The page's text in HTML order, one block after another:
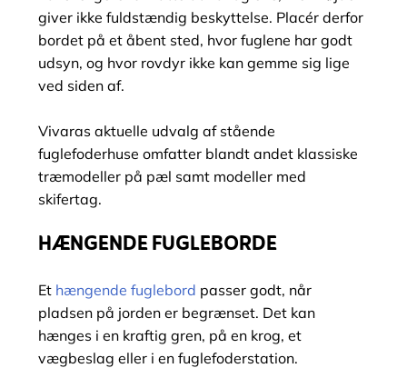
giver ikke fuldstændig beskyttelse. Placér derfor
bordet på et åbent sted, hvor fuglene har godt
udsyn, og hvor rovdyr ikke kan gemme sig lige
ved siden af.
Vivaras aktuelle udvalg af stående
fuglefoderhuse omfatter blandt andet klassiske
træmodeller på pæl samt modeller med
skifertag.
HÆNGENDE FUGLEBORDE
Et hængende fuglebord passer godt, når
pladsen på jorden er begrænset. Det kan
hænges i en kraftig gren, på en krog, et
vægbeslag eller i en fuglefoderstation.